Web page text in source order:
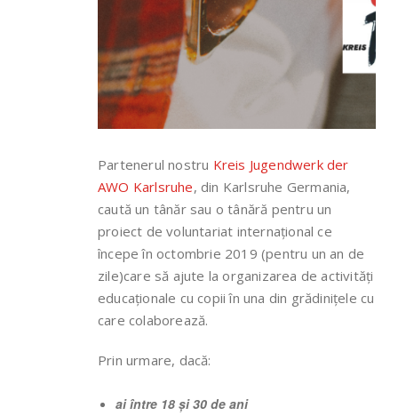
Partenerul nostru Kreis Jugendwerk der
AWO Karlsruhe, din Karlsruhe Germania,
caută un tânăr sau o tânără pentru un
proiect de voluntariat internațional ce
începe în octombrie 2019 (pentru un an de
zile)care să ajute la organizarea de activități
educaționale cu copii în una din grădinițele cu
care colaborează.
Prin urmare, dacă:
ai între 18 și 30 de ani